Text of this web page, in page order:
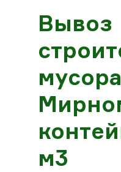
Вывоз
м3